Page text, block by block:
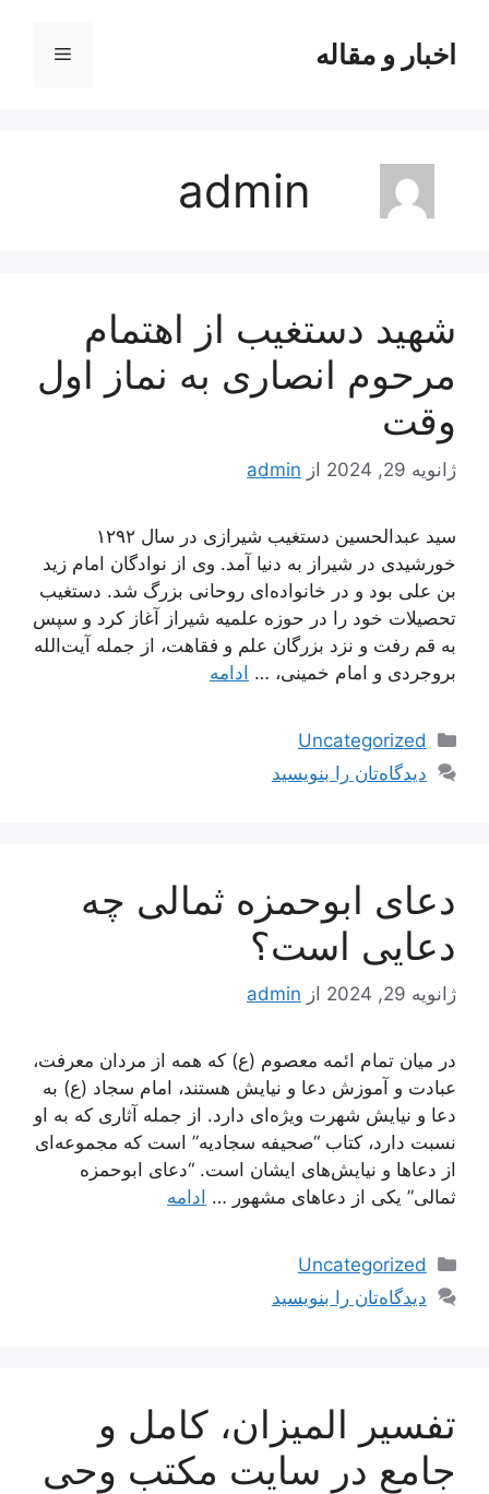
محتوااخبار و مقاله فهرست
admin
شهید دستغیب از اهتمام
مرحوم انصاری به نماز اول
وقت
ژانویه 29, 2024 از admin
سید عبدالحسین دستغیب شیرازی در سال ۱۲۹۲
خورشیدی در شیراز به دنیا آمد. وی از نوادگان امام زید
بن علی بود و در خانواده‌ای روحانی بزرگ شد. دستغیب
تحصیلات خود را در حوزه علمیه شیراز آغاز کرد و سپس
به قم رفت و نزد بزرگان علم و فقاهت، از جمله آیت‌الله
بروجردی و امام خمینی، … ادامه
دسته‌ها
Uncategorized
دیدگاه‌تان را بنویسید
دعای ابوحمزه ثمالی چه
دعایی است؟
ژانویه 29, 2024 از admin
در میان تمام ائمه معصوم (ع) که همه از مردان معرفت،
عبادت و آموزش دعا و نیایش هستند، امام سجاد (ع) به
دعا و نیایش شهرت ویژه‌ای دارد. از جمله آثاری که به او
نسبت دارد، کتاب “صحیفه سجادیه” است که مجموعه‌ای
از دعاها و نیایش‌های ایشان است. “دعای ابوحمزه
ثمالی” یکی از دعاهای مشهور … ادامه
دسته‌ها
Uncategorized
دیدگاه‌تان را بنویسید
تفسیر المیزان، کامل و
جامع در سایت مکتب وحی